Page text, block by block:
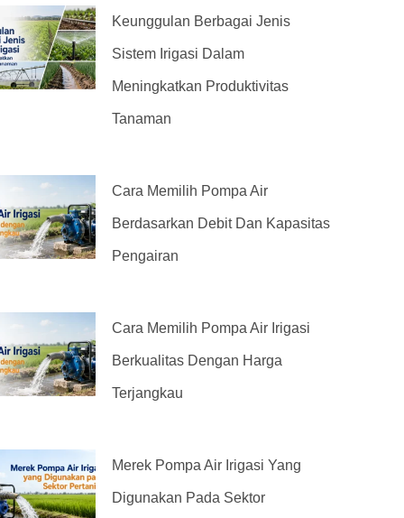
Keunggulan Berbagai Jenis
Sistem Irigasi Dalam
Meningkatkan Produktivitas
Tanaman
Cara Memilih Pompa Air
Berdasarkan Debit Dan Kapasitas
Pengairan
Cara Memilih Pompa Air Irigasi
Berkualitas Dengan Harga
Terjangkau
Merek Pompa Air Irigasi Yang
Digunakan Pada Sektor